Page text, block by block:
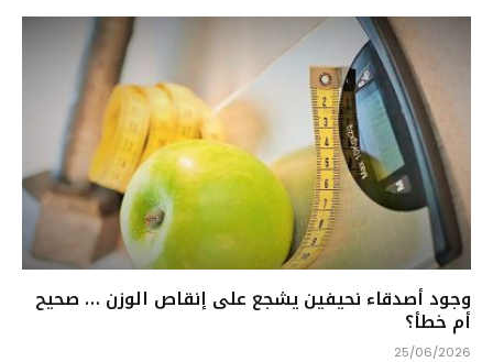
وجود أصدقاء نحيفين يشجع على إنقاص الوزن … صحيح
أم خطأ؟
25/06/2026